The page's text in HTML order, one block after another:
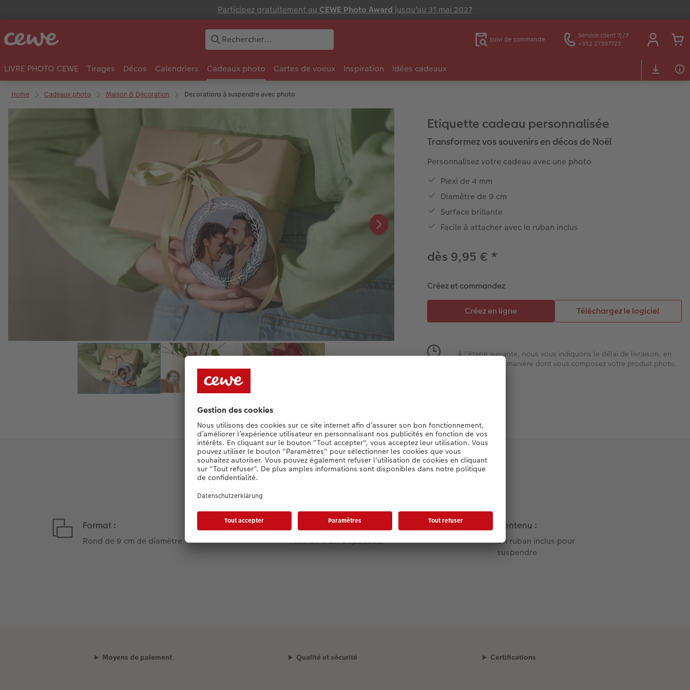
Participez gratuitement au CEWE Photo Award jusqu'au 31 mai 2027
Suivi de commande
Service client 7j/7
+352 27397723
LIVRE PHOTO CEWE Tirages Décos Calendriers Cadeaux photo Cartes de voeux Inspiration Idées cadeaux
Home Cadeaux photo Maison & Décoration Decorations à suspendre avec photo
Etiquette cadeau personnalisée
Transformez vos souvenirs en décos de Noël
Personnalisez votre cadeau avec une photo
Plexi de 4 mm
Diamètre de 9 cm
Surface brillante
Facile à attacher avec le ruban inclus
dès 9,95 € *
Créez et commandez
À l'étape suivante, nous vous indiquons le délai de livraison, en
fonction de la manière dont vous composez votre produit photo.
Informations produit :
Format :
Rond de 9 cm de diamètre Plexi de 4 cm d'épaisseur
Contenu :
Un ruban inclus pour
suspendre
Moyens de paiement Qualité et sécurité Certifications